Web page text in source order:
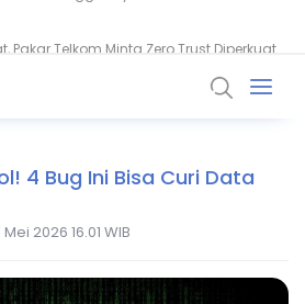
Key hingga Memori AI Terancam Bocor
4 Bug Ini Bisa Curi Data
Mei 2026 16.01 WIB